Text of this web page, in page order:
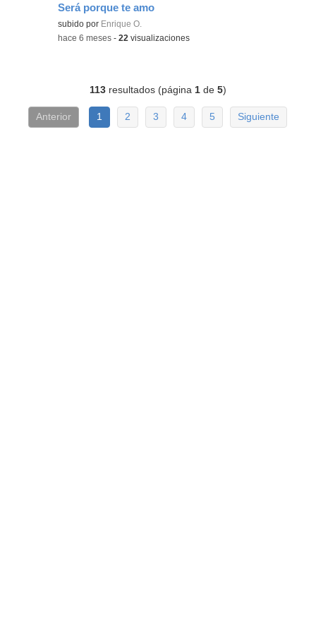
Será porque te amo
Contenido educativo.
subido por Enrique O.
-hace 6 meses -22 visualizaciones
113resultados (página 1de 5)
Anterior 1 2 3 4 5 Siguiente